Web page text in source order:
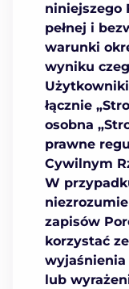
niniejszego
pełnej i
warunki
wyniku
łącznie
osobna
prawne
Cywilnym
W
zapisów
korzystać
wyjaśnienia
lub